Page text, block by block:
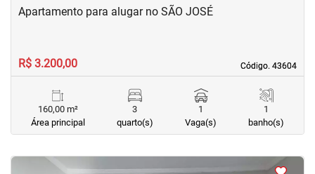
Código. 43604
Código. 43604
Apartamento para alugar no SÃO JOSÉ
R$ 3.200,00
160,00 m²
Área principal
3
quarto(s)
1
Vaga(s)
1
banho(s)